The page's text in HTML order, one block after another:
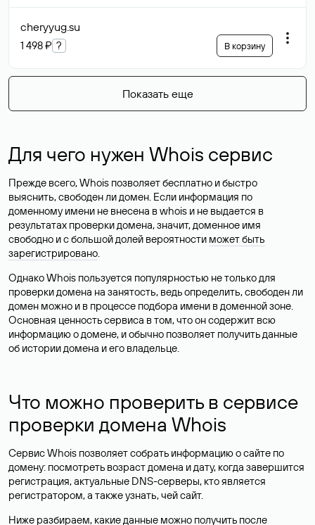
cheryyug.su
1 498 ₽ ? В корзину
Показать еще
Для чего нужен Whois сервис
Прежде всего, Whois позволяет бесплатно и быстро
выяснить, свободен ли домен. Если информация по
доменному имени не внесена в whois и не выдается в
результатах проверки домена, значит, доменное имя
свободно и с большой долей вероятности может быть
зарегистрировано.
Однако Whois пользуется популярностью не только для
проверки домена на занятость, ведь определить, свободен ли
домен можно и в процессе подбора имени в доменной зоне.
Основная ценность сервиса в том, что он содержит всю
информацию о домене, и обычно позволяет получить данные
об истории домена и его владельце.
Что можно проверить в сервисе
проверки домена Whois
Сервис Whois позволяет собрать информацию о сайте по
домену: посмотреть возраст домена и дату, когда завершится
регистрация, актуальные DNS-серверы, кто является
регистратором, а также узнать, чей сайт.
Ниже разбираем, какие данные можно получить после